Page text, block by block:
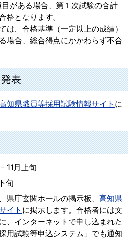
がある場合、第１次試験の合計
格となります。
、合格基準（一定以上の成績）
場合、総合得点にかかわらず不合
表
知県職員等採用試験情報サイト に
11月上旬
旬
県庁玄関ホールの掲示板、 高知県
イト に掲示します。合格者には文
、インターネットで申し込まれた
用試験等申込システム」でも通知